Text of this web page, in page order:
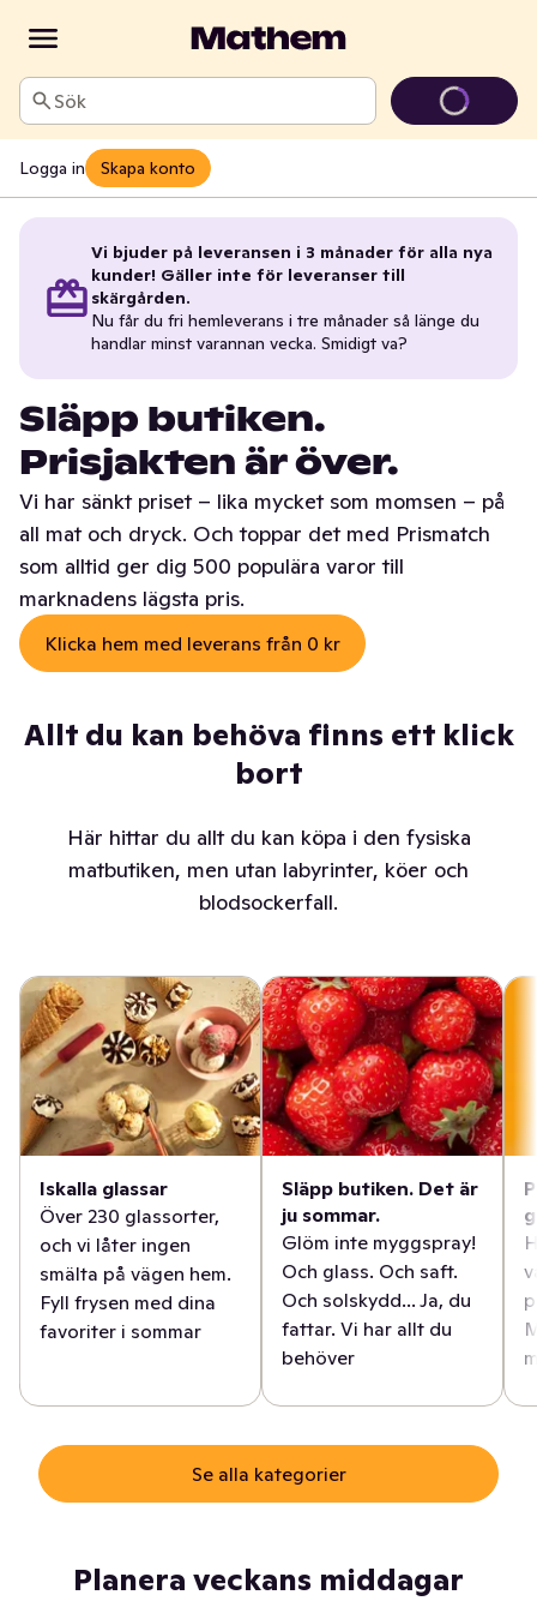
Sök
Logga in Skapa konto
Vi bjuder på leveransen i 3 månader för alla nya
kunder! Gäller inte för leveranser till
skärgården.
Nu får du fri hemleverans i tre månader så länge du
handlar minst varannan vecka. Smidigt va?
Släpp butiken.
Prisjakten är över.
Vi har sänkt priset – lika mycket som momsen – på
all mat och dryck. Och toppar det med Prismatch
som alltid ger dig 500 populära varor till
marknadens lägsta pris.
Klicka hem med leverans från 0 kr
Allt du kan behöva finns ett klick
bort
Här hittar du allt du kan köpa i den fysiska
matbutiken, men utan labyrinter, köer och
blodsockerfall.
Iskalla glassar
Över 230 glassorter,
och vi låter ingen
smälta på vägen hem.
Fyll frysen med dina
favoriter i sommar
Släpp butiken. Det är
ju sommar.
Glöm inte myggspray!
Och glass. Och saft.
Och solskydd... Ja, du
fattar. Vi har allt du
behöver
Se alla kategorier
Planera veckans middagar